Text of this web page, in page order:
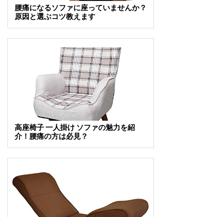
腰痛になるソファに座っていませんか？
原因と選ぶコツ教えます
高座椅子 一人掛け ソファの魅力を紹
介！腰痛の方は必見？